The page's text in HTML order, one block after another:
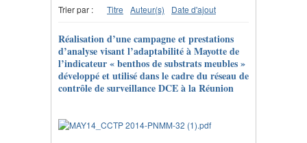
Trier par : Titre Auteur(s) Date d'ajout
Réalisation d’une campagne et prestations
d’analyse visant l’adaptabilité à Mayotte de
l’indicateur « benthos de substrats meubles »
développé et utilisé dans le cadre du réseau de
contrôle de surveillance DCE à la Réunion